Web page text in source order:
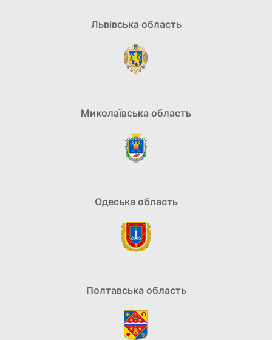
Львівська область
Миколаївська область
Одеська область
Полтавська область